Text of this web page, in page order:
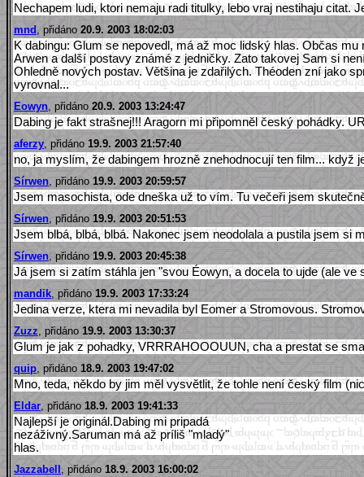
Nechapem ludi, ktori nemaju radi titulky, lebo vraj nestihaju
mnd , přidáno 20.9. 2003 18:02:03
K dabingu: Glum se nepovedl, má až moc lidský hlas. Občas
Arwen a další postavy známé z jedničky. Zato takovej Sam si
Ohledně nových postav. Většina je zdařilých. Théoden zní jako
vyrovnal...
Eowyn , přidáno 20.9. 2003 13:24:47
Dabing je fakt strašnej!!! Aragorn mi připomněl český pohádky.
aferzy , přidáno 19.9. 2003 21:57:40
no, ja myslím, že dabingem hrozně znehodnocují ten film... když
Sírwen , přidáno 19.9. 2003 20:59:57
Jsem masochista, ode dneška už to vím. Tu večeři jsem
Sírwen , přidáno 19.9. 2003 20:51:53
Jsem blbá, blbá, blbá. Nakonec jsem neodolala a pustila jsem si
Sírwen , přidáno 19.9. 2003 20:45:38
Já jsem si zatím stáhla jen "svou Éowyn, a docela to ujde (ale
mandik , přidáno 19.9. 2003 17:33:24
Jedina verze, ktera mi nevadila byl Eomer a Stromovous.
Zuzz , přidáno 19.9. 2003 13:30:37
Glum je jak z pohadky, VRRRAHOOOUUN, cha a prestat se
quip , přidáno 18.9. 2003 19:47:02
Mno, teda, někdo by jim měl vysvětlit, že tohle není český film
Eldar , přidáno 18.9. 2003 19:41:33
Najlepší je originál.Dabing mi pripadá
nezáživný.Saruman má až príliš "mladý"
hlas.
Jazzabell , přidáno 18.9. 2003 16:00:02